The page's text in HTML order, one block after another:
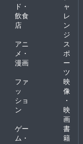
ド・
飲食
店
ャ
レ
ン
ジ
アニ
メ・
漫画
ス
ポ
ー
ツ
ファ
ッ
ショ
ン
映
像
・
映
画
ゲー
ム・
書
籍